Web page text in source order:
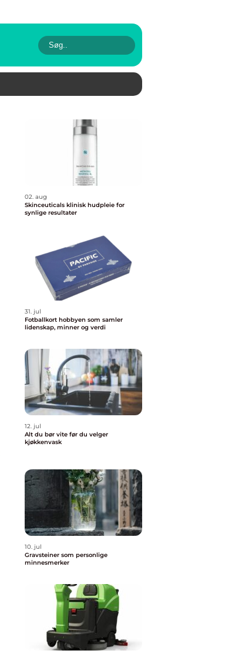
02. aug
Skinceuticals klinisk hudpleie for
synlige resultater
31. jul
Fotballkort hobbyen som samler
lidenskap, minner og verdi
12. jul
Alt du bør vite før du velger
kjøkkenvask
10. jul
Gravsteiner som personlige
minnesmerker